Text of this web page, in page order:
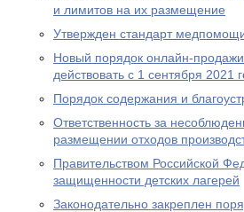
и лимитов на их размещение
Утвержден стандарт
Новый порядок онлайн-
действовать с 1 сентября 2021
Порядок содержания и
Ответственность за
размещении отходов
Правительством Российской
защищенности детских лагерей
Законодательно закреплен